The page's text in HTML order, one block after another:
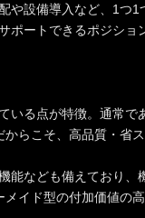
や設備導入など、1つ1
ポートできるポジショ
いる点が特徴。通常で
らこそ、高品質・省
能なども備えており、
イド型の付加価値の